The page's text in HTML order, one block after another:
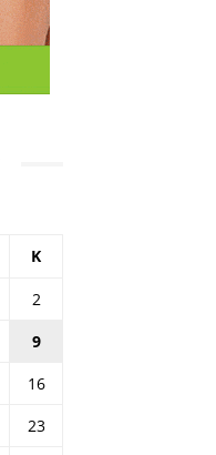
Κ
2
9
16
23